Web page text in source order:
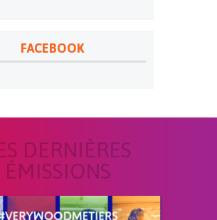
FACEBOOK
DERNIÈRES
ÉMISSIONS